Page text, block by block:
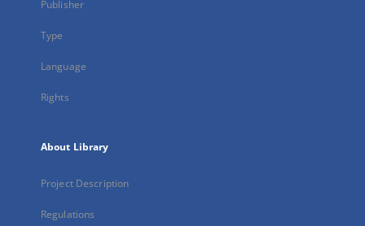
Publisher
Type
Language
Rights
About Library
Project Description
Regulations